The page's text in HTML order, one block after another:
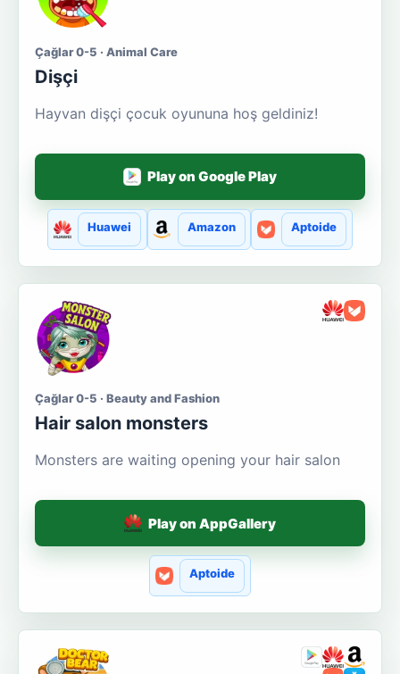
Çağlar 0-5 · Animal Care
Dişçi
Hayvan dişçi çocuk oyununa hoş geldiniz!
Play on Google Play
Huawei Amazon Aptoide
Çağlar 0-5 · Beauty and Fashion
Hair salon monsters
Monsters are waiting opening your hair salon
Play on AppGallery
Aptoide